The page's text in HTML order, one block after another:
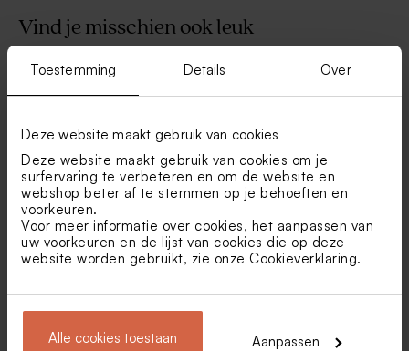
Toestemming Details Over
Deze website maakt gebruik van cookies
Deze website maakt gebruik van cookies om je
surfervaring te verbeteren en om de website en
webshop beter af te stemmen op je behoeften en
voorkeuren.
Voor meer informatie over cookies, het aanpassen van
uw voorkeuren en de lijst van cookies die op deze
website worden gebruikt, zie onze Cookieverklaring.
Alle cookies toestaan Aanpassen
Transparante doosjes
langwerpig
Kaarsje in glazen potje met
kurken deksel
bloembommetjes beige per
25 stuks
kurk sluiting met initialen op
het glas
Vind je misschien ook leuk
Sticker met mr & mrs voor
bellenblaas
Nieuw
Bellenblaassticker met
tekening en namen in
Nieuw